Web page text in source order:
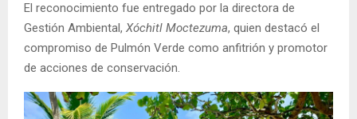
El reconocimiento fue entregado por la directora de
Gestión Ambiental, Xóchitl Moctezuma, quien destacó el
compromiso de Pulmón Verde como anfitrión y promotor
de acciones de conservación.